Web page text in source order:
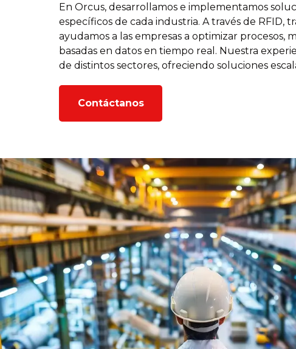
En Orcus, desarrollamos e implementamos
específicos de cada industria. A través de RFID,
ayudamos a las empresas a optimizar
basadas en datos en tiempo real. Nuestra
de distintos sectores, ofreciendo soluciones
Contáctanos